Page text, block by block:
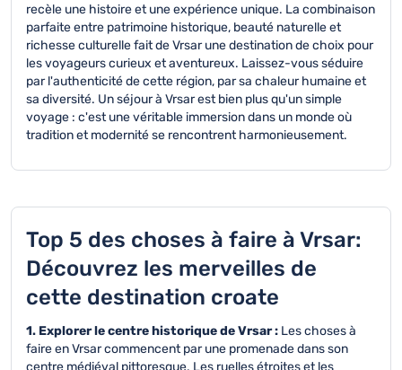
recèle une histoire et une expérience unique. La combinaison
parfaite entre patrimoine historique, beauté naturelle et
richesse culturelle fait de Vrsar une destination de choix pour
les voyageurs curieux et aventureux. Laissez-vous séduire
par l'authenticité de cette région, par sa chaleur humaine et
sa diversité. Un séjour à Vrsar est bien plus qu'un simple
voyage : c'est une véritable immersion dans un monde où
tradition et modernité se rencontrent harmonieusement.
Top 5 des choses à faire à Vrsar:
Découvrez les merveilles de
cette destination croate
1. Explorer le centre historique de Vrsar : Les choses à
faire en Vrsar commencent par une promenade dans son
centre médiéval pittoresque. Les ruelles étroites et les